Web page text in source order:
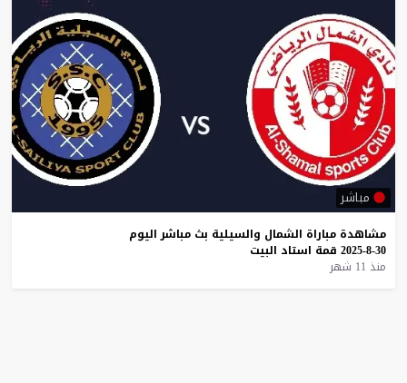
مباشر
مشاهدة مباراة الشمال والسيلية بث مباشر اليوم
30-8-2025
قمة استاد البيت
منذ 11 شهر